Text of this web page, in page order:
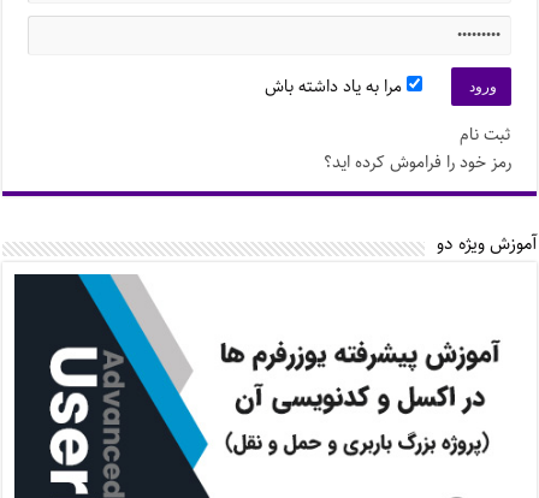
مرا به یاد داشته باش
ثبت نام
رمز خود را فراموش کرده اید؟
آموزش ویژه دو